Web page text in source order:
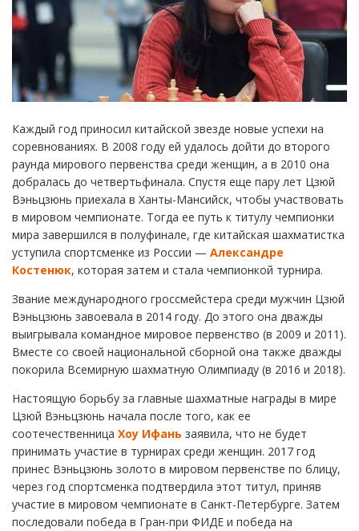
Каждый год приносил китайской звезде новые успехи на
соревнованиях. В 2008 году ей удалось дойти до второго
раунда мирового первенства среди женщин, а в 2010 она
добралась до четвертьфинала. Спустя еще пару лет Цзюй
Вэньцзюнь приехала в Ханты-Мансийск, чтобы участвовать
в мировом чемпионате. Тогда ее путь к титулу чемпионки
мира завершился в полуфинале, где китайская шахматистка
уступила спортсменке из России — Александре
Костенюк, которая затем и стала чемпионкой турнира.
Звание международного гроссмейстера среди мужчин Цзюй
Вэньцзюнь завоевала в 2014 году. До этого она дважды
выигрывала командное мировое первенство (в 2009 и 2011).
Вместе со своей национальной сборной она также дважды
покорила Всемирную шахматную Олимпиаду (в 2016 и 2018).
Настоящую борьбу за главные шахматные награды в мире
Цзюй Вэньцзюнь начала после того, как ее
соотечественница Хоу Ифань заявила, что не будет
принимать участие в турнирах среди женщин. 2017 год
принес Вэньцзюнь золото в мировом первенстве по блицу,
через год спортсменка подтвердила этот титул, приняв
участие в мировом чемпионате в Санкт-Петербурге. Затем
последовали победа в Гран-при ФИДЕ и победа на